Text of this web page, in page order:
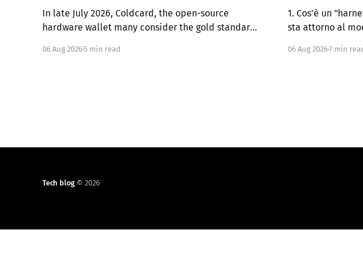
In late July 2026, Coldcard, the open-source
hardware wallet many consider the gold standard
way. A firmware integration error from March 2021
06 Aug 20265 min read
1. Cos'è un "harness" Un harness è tutto
sta attorno al
retry,
06 Aug 20267 min
Tech blog © 2026